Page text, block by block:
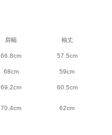
肩幅 袖丈
66.8cm 57.5cm
68cm 59cm
69.2cm 60.5cm
70.4cm 62cm